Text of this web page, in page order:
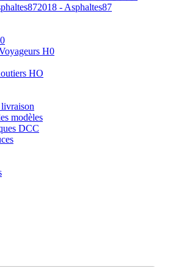
2018 - Asphaltes87
H0
HO
modèles
DCC